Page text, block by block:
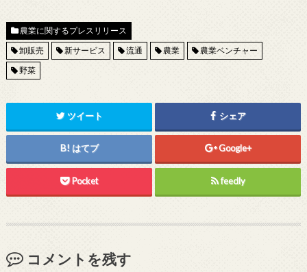
農業に関するプレスリリース
卸販売
新サービス 流通 農業
農業ベンチャー
野菜
ツイート シェア
はてブ Google+
Pocket feedly
コメントを残す